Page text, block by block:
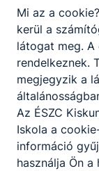
Beszámoló
a Rákóczi
Topolya
2026. márc. 10.
Mi az a
kerül a
látogat meg.
rendelkeznek.
megjegyzik a
Az ÉSZC
Iskola a
információ
használja Ön